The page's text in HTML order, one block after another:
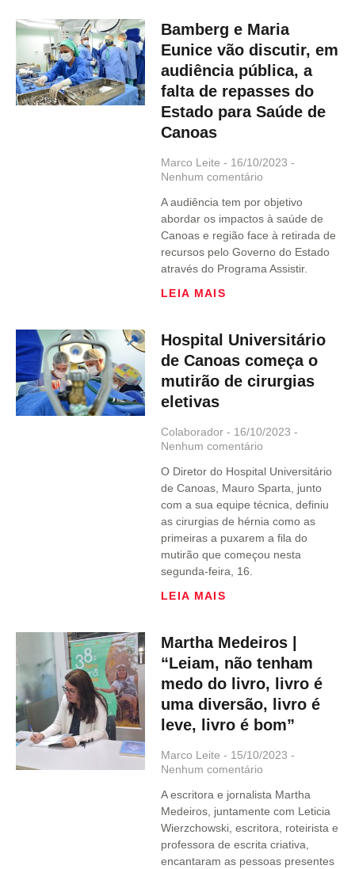
Bamberg e Maria
Eunice vão discutir, em
audiência pública, a
falta de repasses do
Estado para Saúde de
Canoas
Marco Leite
16/10/2023
Nenhum comentário
A audiência tem por objetivo
abordar os impactos à saúde de
Canoas e região face à retirada de
recursos pelo Governo do Estado
através do Programa Assistir.
LEIA MAIS
Hospital Universitário
de Canoas começa o
mutirão de cirurgias
eletivas
Colaborador
16/10/2023
Nenhum comentário
O Diretor do Hospital Universitário
de Canoas, Mauro Sparta, junto
com a sua equipe técnica, definiu
as cirurgias de hérnia como as
primeiras a puxarem a fila do
mutirão que começou nesta
segunda-feira, 16.
LEIA MAIS
Martha Medeiros |
“Leiam, não tenham
medo do livro, livro é
uma diversão, livro é
leve, livro é bom”
Marco Leite
15/10/2023
Nenhum comentário
A escritora e jornalista Martha
Medeiros, juntamente com Leticia
Wierzchowski, escritora, roteirista e
professora de escrita criativa,
encantaram as pessoas presentes